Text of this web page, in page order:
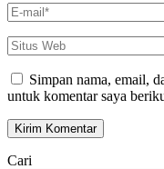
E-
mail*
Situs
Web
Simpan nama, email,
untuk komentar saya
Cari